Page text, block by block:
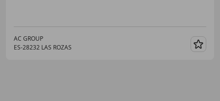
AC GROUP
ES-28232 LAS ROZAS